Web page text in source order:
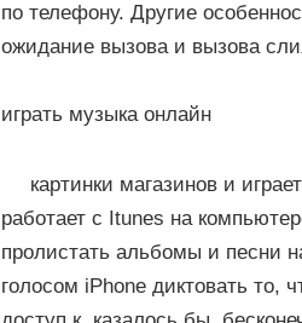
по телефону. Другие
ожидание вызова и вызова
играть музыка онлайн
картинки магазинов и
работает с Itunes на
пролистать альбомы и песни
голосом iPhone диктовать то,